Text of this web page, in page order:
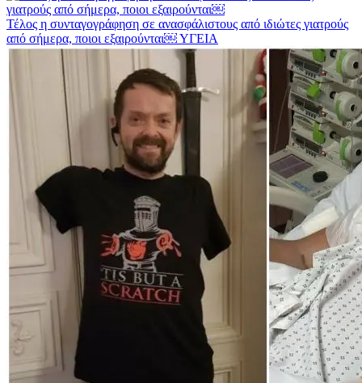
Τέλος η συνταγογράφηση σε ανασφάλιστους από ιδιώτες γιατρούς
από σήμερα, ποιοι εξαιρούνται￼ΥΓΕΙΑ